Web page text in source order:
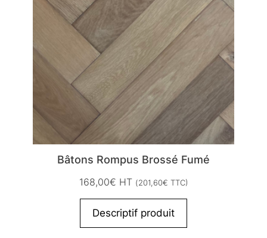
Bâtons Rompus Brossé Fumé
168,00€ HT (201,60€ TTC)
Descriptif produit